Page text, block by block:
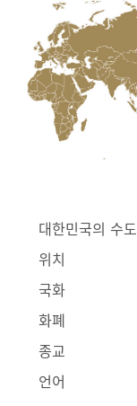
대한민국의 수도
위치
국화
화폐
종교
언어